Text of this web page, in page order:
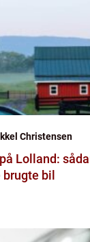
Christensen
Lolland:
bil